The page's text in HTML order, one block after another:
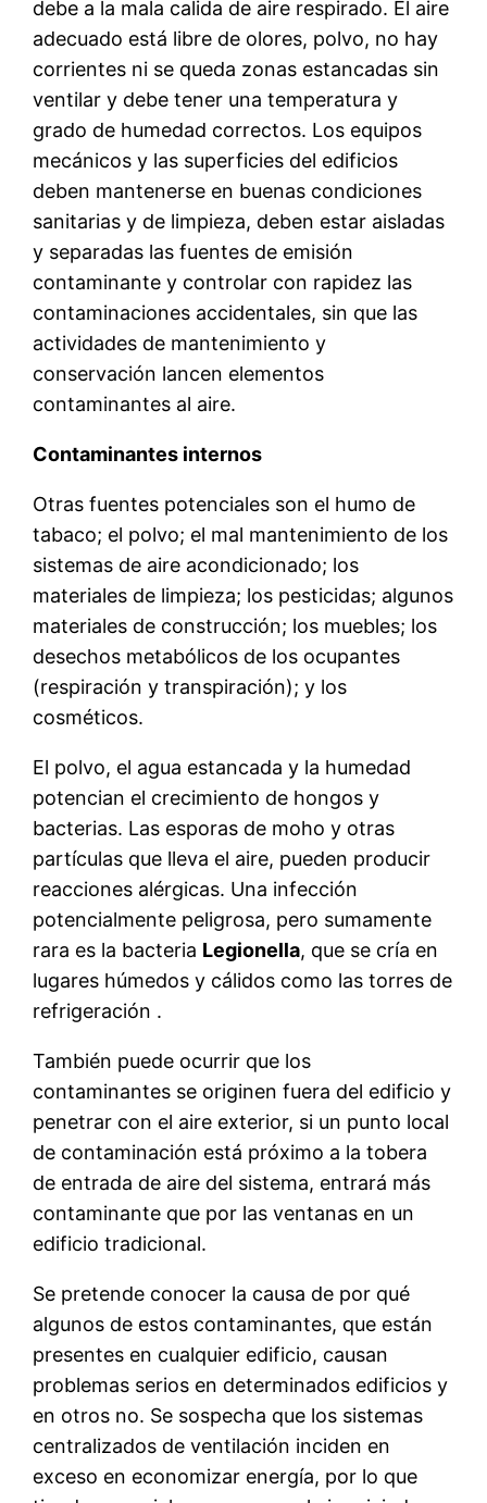
debe a la mala calida de aire respirado. El aire
adecuado está libre de olores, polvo, no hay
corrientes ni se queda zonas estancadas sin
ventilar y debe tener una temperatura y
grado de humedad correctos. Los equipos
mecánicos y las superficies del edificios
deben mantenerse en buenas condiciones
sanitarias y de limpieza, deben estar aisladas
y separadas las fuentes de emisión
contaminante y controlar con rapidez las
contaminaciones accidentales, sin que las
actividades de mantenimiento y
conservación lancen elementos
contaminantes al aire.
Contaminantes internos
Otras fuentes potenciales son el humo de
tabaco; el polvo; el mal mantenimiento de los
sistemas de aire acondicionado; los
materiales de limpieza; los pesticidas; algunos
materiales de construcción; los muebles; los
desechos metabólicos de los ocupantes
(respiración y transpiración); y los
cosméticos.
El polvo, el agua estancada y la humedad
potencian el crecimiento de hongos y
bacterias. Las esporas de moho y otras
partículas que lleva el aire, pueden producir
reacciones alérgicas. Una infección
potencialmente peligrosa, pero sumamente
rara es la bacteria Legionella, que se cría en
lugares húmedos y cálidos como las torres de
refrigeración .
También puede ocurrir que los
contaminantes se originen fuera del edificio y
penetrar con el aire exterior, si un punto local
de contaminación está próximo a la tobera
de entrada de aire del sistema, entrará más
contaminante que por las ventanas en un
edificio tradicional.
Se pretende conocer la causa de por qué
algunos de estos contaminantes, que están
presentes en cualquier edificio, causan
problemas serios en determinados edificios y
en otros no. Se sospecha que los sistemas
centralizados de ventilación inciden en
exceso en economizar energía, por lo que